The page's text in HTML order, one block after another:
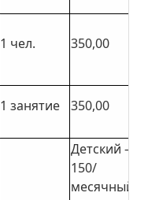
1 чел. 350,00
1 занятие 350,00
Детский –
150/
месячный